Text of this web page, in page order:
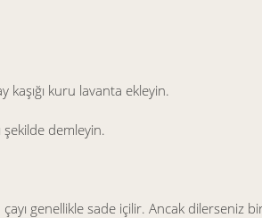
kaşığı kuru lavanta ekleyin.
şekilde demleyin.
çayı genellikle sade içilir. Ancak dilerseniz